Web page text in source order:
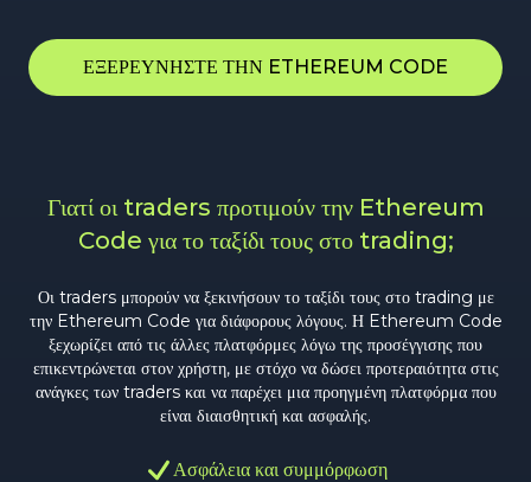
ΕΞΕΡΕΥΝΗΣΤΕ ΤΗΝ ETHEREUM CODE
Γιατί οι traders προτιμούν την Ethereum
Code για το ταξίδι τους στο trading;
Οι traders μπορούν να ξεκινήσουν το ταξίδι τους στο trading με
την Ethereum Code για διάφορους λόγους. Η Ethereum Code
ξεχωρίζει από τις άλλες πλατφόρμες λόγω της προσέγγισης που
επικεντρώνεται στον χρήστη, με στόχο να δώσει προτεραιότητα στις
ανάγκες των traders και να παρέχει μια προηγμένη πλατφόρμα που
είναι διαισθητική και ασφαλής.
Ασφάλεια και συμμόρφωση